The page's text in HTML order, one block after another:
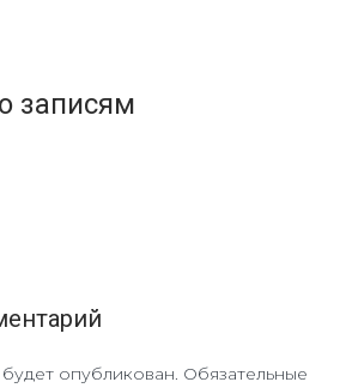
записям
опубликован. Обязательные